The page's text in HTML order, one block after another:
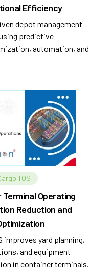
Efficiency
depot management
predictive
automation, and
TOS
Operating
Reduction and
improves yard planning,
and equipment
in container terminals.